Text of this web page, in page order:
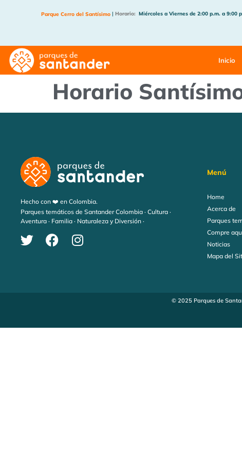
Parque Cerro del Santísimo | Horario: Miércoles a Viernes de 2:00 p.m. a 9:00
Inicio
Horario
Hecho con ❤️ en Colombia.
Parques temáticos de Santander Colombia · Cultura ·
Aventura · Familia · Naturaleza y Diversión ·
Menú
Home
Acerca de
Parques
Compre
Noticias
Mapa del
© 2025 Parques de